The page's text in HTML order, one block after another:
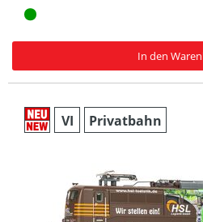
In den
VI Privatbahn